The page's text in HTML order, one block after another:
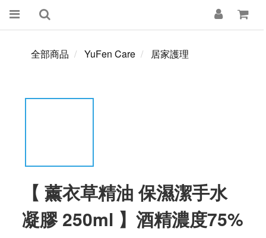
全部商品 YuFen Care 居家護理
【 薰衣草精油 保濕潔手水
凝膠 250ml 】酒精濃度75%